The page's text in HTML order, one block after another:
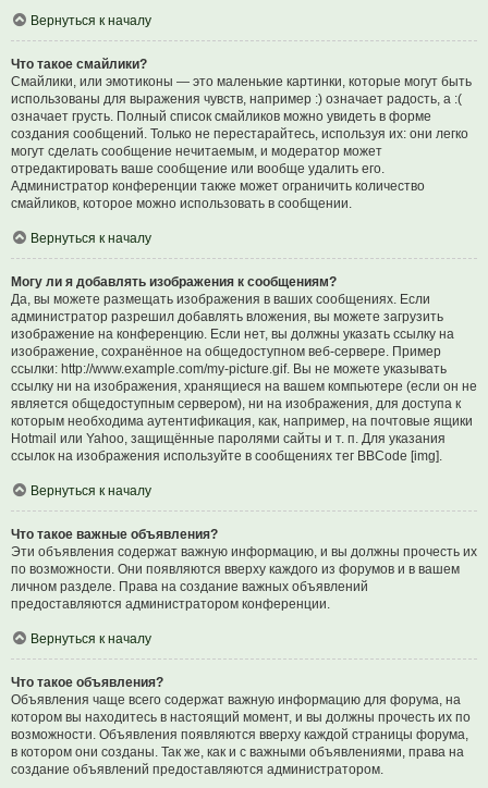
Вернуться к началу
Что такое смайлики?
Смайлики, или эмотиконы — это маленькие картинки, которые могут быть
использованы для выражения чувств, например :) означает радость, а :(
означает грусть. Полный список смайликов можно увидеть в форме
создания сообщений. Только не перестарайтесь, используя их: они легко
могут сделать сообщение нечитаемым, и модератор может
отредактировать ваше сообщение или вообще удалить его.
Администратор конференции также может ограничить количество
смайликов, которое можно использовать в сообщении.
Вернуться к началу
Могу ли я добавлять изображения к сообщениям?
Да, вы можете размещать изображения в ваших сообщениях. Если
администратор разрешил добавлять вложения, вы можете загрузить
изображение на конференцию. Если нет, вы должны указать ссылку на
изображение, сохранённое на общедоступном веб-сервере. Пример
ссылки: http://www.example.com/my-picture.gif. Вы не можете указывать
ссылку ни на изображения, хранящиеся на вашем компьютере (если он не
является общедоступным сервером), ни на изображения, для доступа к
которым необходима аутентификация, как, например, на почтовые ящики
Hotmail или Yahoo, защищённые паролями сайты и т. п. Для указания
ссылок на изображения используйте в сообщениях тег BBCode [img].
Вернуться к началу
Что такое важные объявления?
Эти объявления содержат важную информацию, и вы должны прочесть их
по возможности. Они появляются вверху каждого из форумов и в вашем
личном разделе. Права на создание важных объявлений
предоставляются администратором конференции.
Вернуться к началу
Что такое объявления?
Объявления чаще всего содержат важную информацию для форума, на
котором вы находитесь в настоящий момент, и вы должны прочесть их по
возможности. Объявления появляются вверху каждой страницы форума,
в котором они созданы. Так же, как и с важными объявлениями, права на
создание объявлений предоставляются администратором.